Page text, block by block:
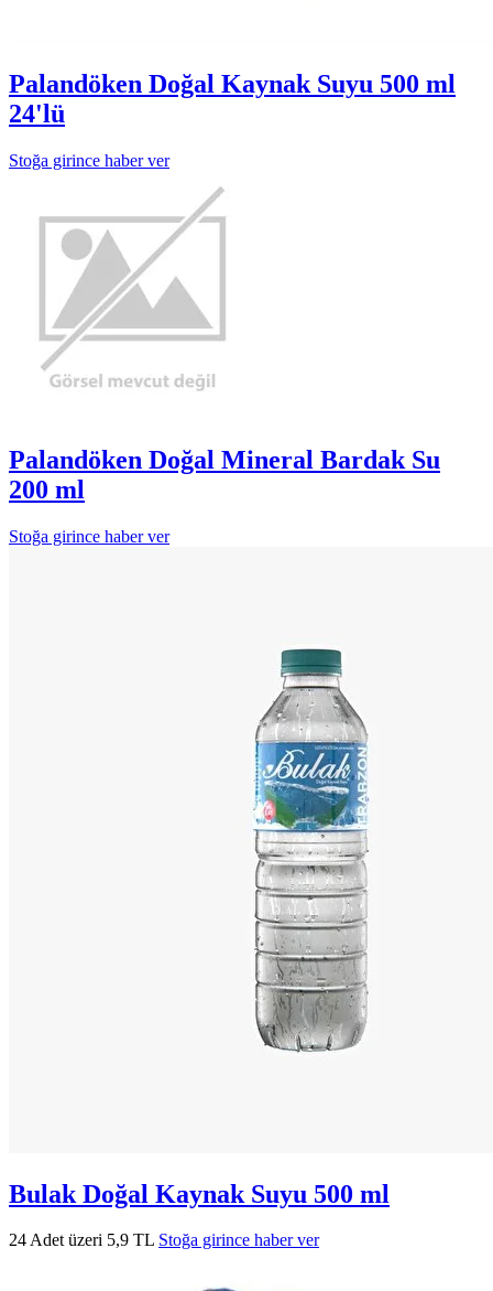
Palandöken Doğal Kaynak Suyu 500 ml
24'lü
Stoğa girince haber ver
Palandöken Doğal Mineral Bardak Su
200 ml
Stoğa girince haber ver
Bulak Doğal Kaynak Suyu 500 ml
24 Adet üzeri 5,9 TL Stoğa girince haber ver